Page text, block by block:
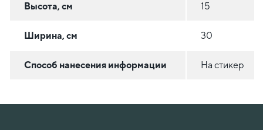
Высота, см 15
Ширина, см 30
Способ нанесения информации На стикер